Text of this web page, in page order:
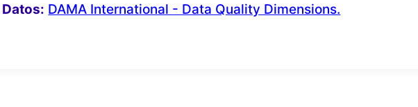
DAMA International - Data Quality Dimensions.